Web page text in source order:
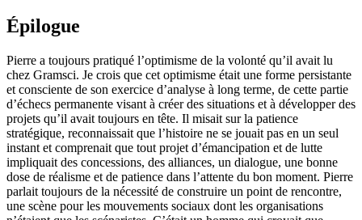
Épilogue
Pierre a toujours pratiqué l’optimisme de la volonté qu’il avait lu
chez Gramsci. Je crois que cet optimisme était une forme persistante
et consciente de son exercice d’analyse à long terme, de cette partie
d’échecs permanente visant à créer des situations et à développer des
projets qu’il avait toujours en tête. Il misait sur la patience
stratégique, reconnaissait que l’histoire ne se jouait pas en un seul
instant et comprenait que tout projet d’émancipation et de lutte
impliquait des concessions, des alliances, un dialogue, une bonne
dose de réalisme et de patience dans l’attente du bon moment. Pierre
parlait toujours de la nécessité de construire un point de rencontre,
une scène pour les mouvements sociaux dont les organisations